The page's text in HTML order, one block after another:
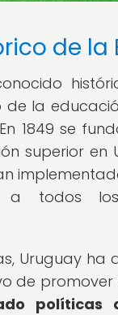
de
de la
1849 se
superior
a todos
Uruguay
de